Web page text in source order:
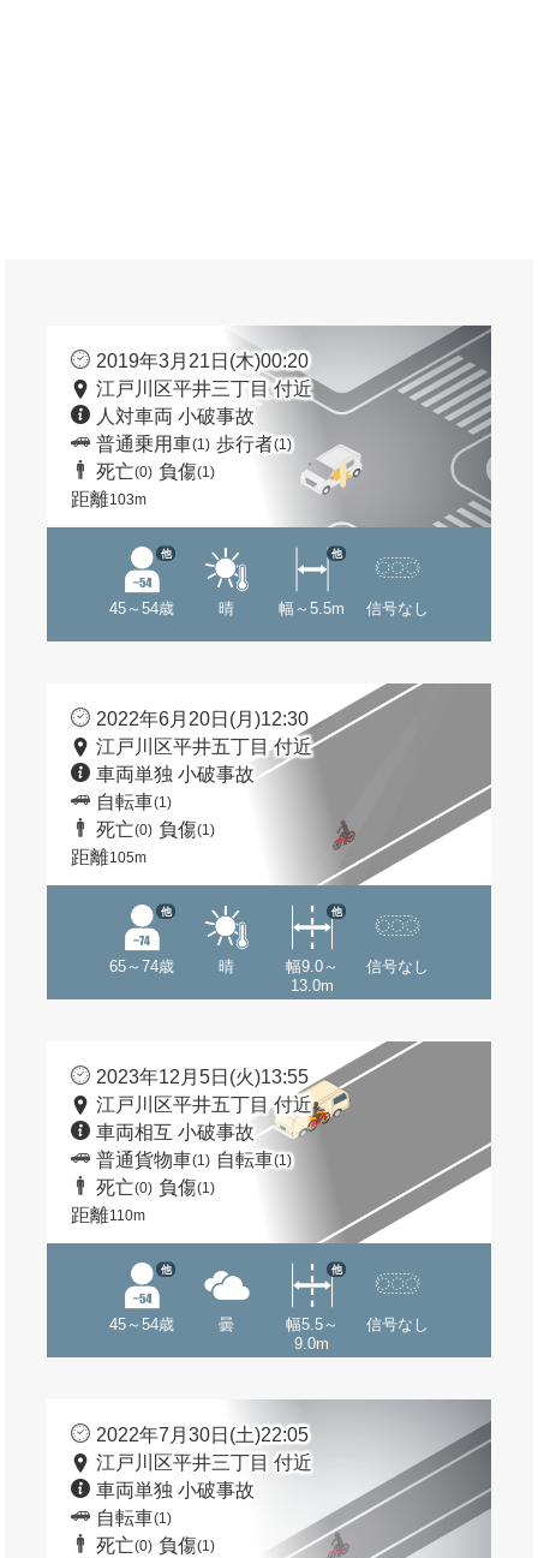
2019年3月21日(木)00:20
江戸川区平井三丁目 付近
人対車両 小破事故
普通乗用車(1) 歩行者(1)
死亡(0) 負傷(1)
距離103m
45～54歳
他
晴 幅～5.5m
他
信号なし
2022年6月20日(月)12:30
江戸川区平井五丁目 付近
車両単独 小破事故
自転車(1)
死亡(0) 負傷(1)
距離105m
65～74歳
他
晴
幅9.0～
13.0m
他
信号なし
2023年12月5日(火)13:55
江戸川区平井五丁目 付近
車両相互 小破事故
普通貨物車(1) 自転車(1)
死亡(0) 負傷(1)
距離110m
45～54歳
他
曇
幅5.5～
9.0m
他
信号なし
2022年7月30日(土)22:05
江戸川区平井三丁目 付近
車両単独 小破事故
自転車(1)
死亡(0) 負傷(1)